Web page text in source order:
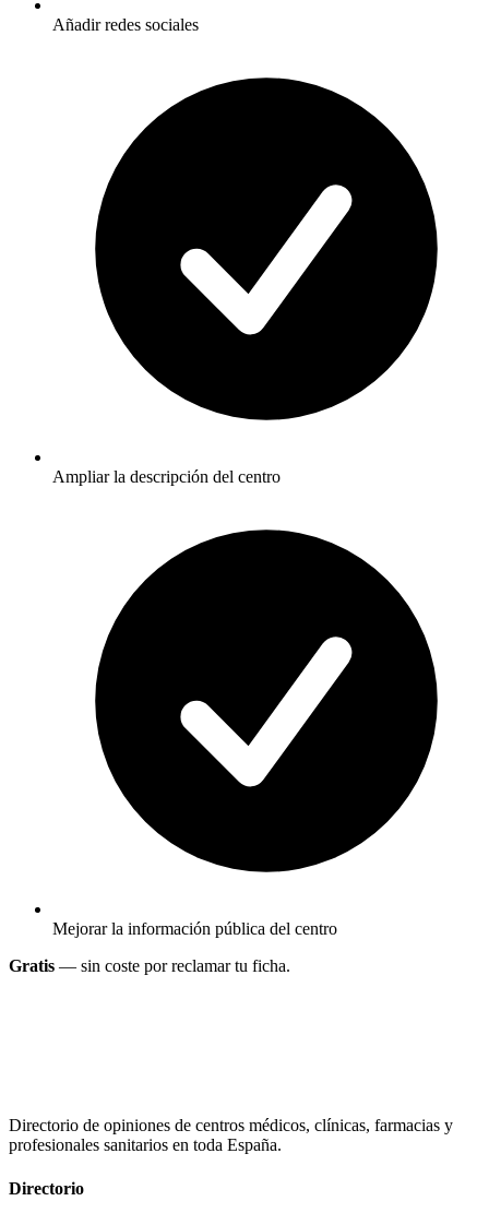
Añadir redes sociales
Ampliar la descripción del centro
Mejorar la información pública del centro
Gratis — sin coste por reclamar tu ficha.
Directorio de opiniones de centros médicos, clínicas, farmacias y
profesionales sanitarios en toda España.
Directorio